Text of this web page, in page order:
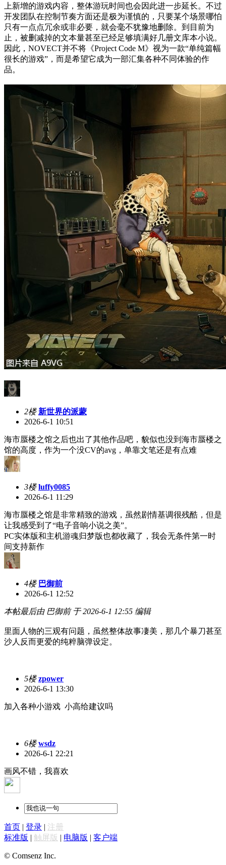
上新增的游戏内容，整体游玩时间也会因此进一步延长。不过
开发团队在控制节奏方面还是极为谨慎的，只要某个场景哪怕
只有一点点冗余或非必要，就会毫不犹豫地删除。到目前为
止，被删减掉的文本量甚至已经足够填满好几册文库本小说。
因此，NOVECT并不将《Project Code M》视为一款“单纯篇幅
很长的游戏”，而是希望它成为一部汇集各种不同体验的作
品。
2楼 新世界的派蒙
2026-6-1 10:51
海市蜃楼之馆之后也出了其他作品吧，貌似也没到海市蜃楼之
馆的高度，作为一个没CV的avg，单靠文笔还是有点难
3楼 luffy0085
2026-6-1 11:29
海市蜃楼之馆是非常精致的游戏，虽然剧情基调很残酷，但是
让我感受到了“电子音响小说之美”。
PC实体版和主机游魂归梦版也都收藏了，我会无条件第一时
间支持新作
4楼 巴御前
2026-6-1 12:52
本帖最后由 巴御前 于 2026-6-1 12:55 编辑
里面人物的三观有问题，虽然整体故事凄美，那几个暴刀甚至
沙人反而更爱的纯粹脑弹设定。
5楼 zpower
2026-6-1 13:30
加入各种小游戏 小高给建议吗
6楼 wsdz
2026-6-1 22:21
画风不错，我喜欢
首页 | 登录 | 注册
标准版 | 触屏版 | 电脑版 | 客户端
© Comsenz Inc.